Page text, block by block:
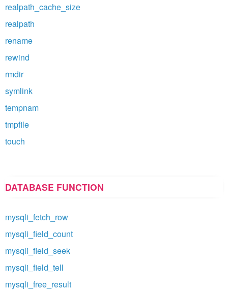
realpath_cache_size
realpath
rename
rewind
rmdir
symlink
tempnam
tmpfile
touch
DATABASE FUNCTION
mysqli_fetch_row
mysqli_field_count
mysqli_field_seek
mysqli_field_tell
mysqli_free_result